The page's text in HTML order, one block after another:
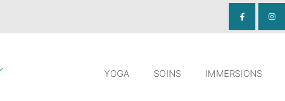
YOGA SOINS IMMERSIONS